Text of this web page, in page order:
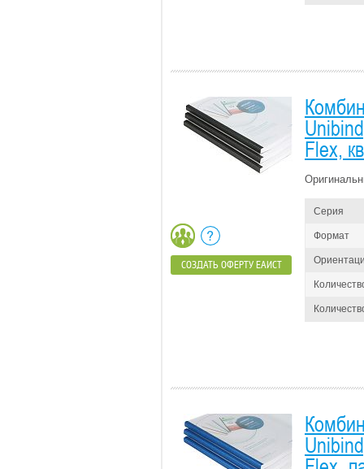
Flex,
Серия
Формат
СОЗДАТЬ ОФЕРТУ ЕАИСТ